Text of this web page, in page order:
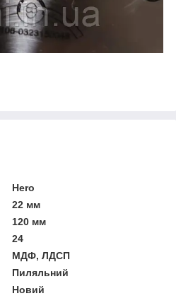
Hero
22 мм
120 мм
24
МДФ, ЛДСП
Пиляльний
Новий